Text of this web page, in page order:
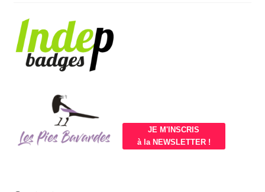
JE M'INSCRIS
à la NEWSLETTER !